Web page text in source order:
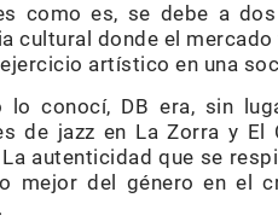
como es, se debe a
cultural donde el
artístico en una
lo conocí, DB era, sin
de jazz en La Zorra y
autenticidad que se
mejor del género en el